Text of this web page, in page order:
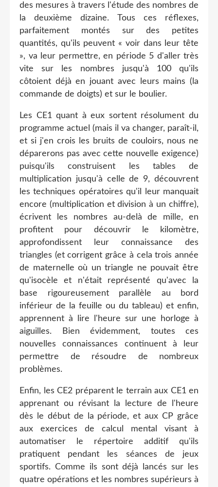
des mesures à travers l'étude des nombres de
la deuxième dizaine. Tous ces réflexes,
parfaitement montés sur des petites
quantités, qu'ils peuvent « voir dans leur tête
», va leur permettre, en période 5 d'aller très
vite sur les nombres jusqu'à 100 qu'ils
côtoient déjà en jouant avec leurs mains (la
commande de doigts) et sur le boulier.
Les CE1 quant à eux sortent résolument du
programme actuel (mais il va changer, paraît-il,
et si j'en crois les bruits de couloirs, nous ne
déparerons pas avec cette nouvelle exigence)
puisqu'ils construisent les tables de
multiplication jusqu'à celle de 9, découvrent
les techniques opératoires qu'il leur manquait
encore (multiplication et division à un chiffre),
écrivent les nombres au-delà de mille, en
profitent pour découvrir le kilomètre,
approfondissent leur connaissance des
triangles (et corrigent grâce à cela trois année
de maternelle où un triangle ne pouvait être
qu'isocèle et n'était représenté qu'avec la
base rigoureusement parallèle au bord
inférieur de la feuille ou du tableau) et enfin,
apprennent à lire l'heure sur une horloge à
aiguilles. Bien évidemment, toutes ces
nouvelles connaissances continuent à leur
permettre de résoudre de nombreux
problèmes.
Enfin, les CE2 préparent le terrain aux CE1 en
apprenant ou révisant la lecture de l'heure
dès le début de la période, et aux CP grâce
aux exercices de calcul mental visant à
automatiser le répertoire additif qu'ils
pratiquent pendant les séances de jeux
sportifs. Comme ils sont déjà lancés sur les
quatre opérations et les nombres supérieurs à